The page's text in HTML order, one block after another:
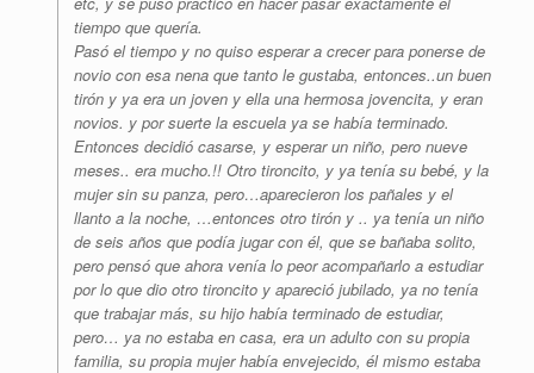
tiempo que quería.
Pasó el tiempo y no quiso esperar a crecer para ponerse de
novio con esa nena que tanto le gustaba, entonces..un buen
tirón y ya era un joven y ella una hermosa jovencita, y eran
novios. y por suerte la escuela ya se había terminado.
Entonces decidió casarse, y esperar un niño, pero nueve
meses.. era mucho.!! Otro tironcito, y ya tenía su bebé, y la
mujer sin su panza, pero…aparecieron los pañales y el
llanto a la noche, …entonces otro tirón y .. ya tenía un niño
de seis años que podía jugar con él, que se bañaba solito,
pero pensó que ahora venía lo peor acompañarlo a estudiar
por lo que dio otro tironcito y apareció jubilado, ya no tenía
que trabajar más, su hijo había terminado de estudiar,
pero… ya no estaba en casa, era un adulto con su propia
familia, su propia mujer había envejecido, él mismo estaba